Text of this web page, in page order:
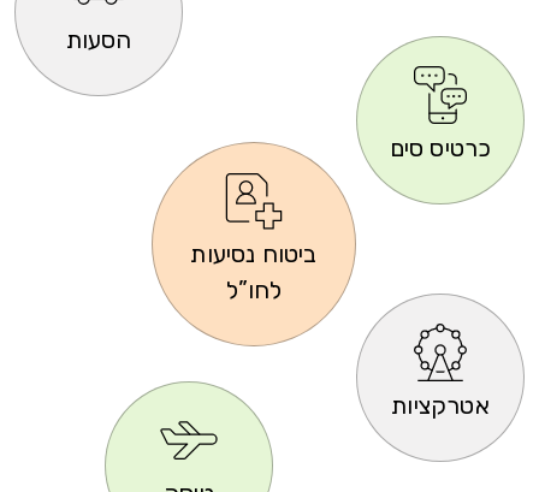
הסעות
כרטיס סים
ביטוח נסיעות
לחו”ל
אטרקציות